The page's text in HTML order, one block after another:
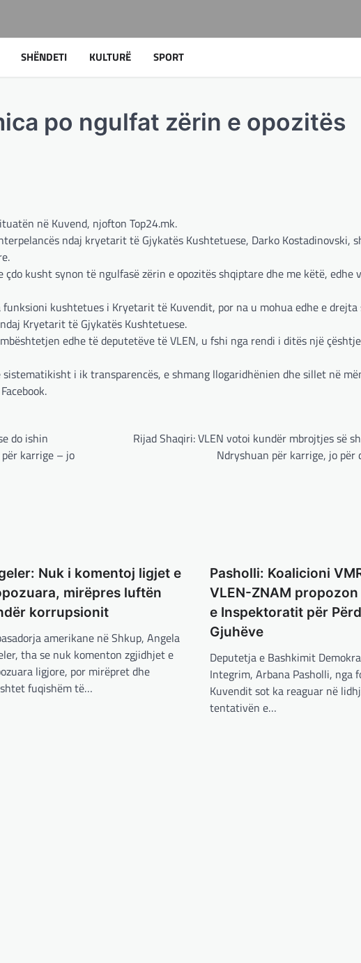
SHËNDETI KULTURË SPORT
po ngulfat zërin e opozitës
në Kuvend, njofton Top24.mk.
ndaj kryetarit të Gjykatës Kushtetuese, Darko Kostadinovski,
çdo kusht synon të ngulfasë zërin e opozitës shqiptare dhe me këtë, edhe
kushtetues i Kryetarit të Kuvendit, por na u mohua edhe e drejta
Kryetarit të Gjykatës Kushtetuese.
edhe të deputetëve të VLEN, u fshi nga rendi i ditës një
i ik transparencës, e shmang llogaridhënien dhe sillet në
do ishin
karrige – jo
Rijad Shaqiri: VLEN votoi kundër mbrojtjes së
Ndryshuan për karrige, jo për
Nuk i komentoj ligjet e
mirëpres luftën
korrupsionit
amerikane në Shkup, Angela
tha se nuk komenton zgjidhjet e
ligjore, por mirëpret dhe
fuqishëm të…
Pasholli: Koalicioni
VLEN-ZNAM
e Inspektoratit për
Gjuhëve
Deputetja e Bashkimit
Integrim, Arbana Pasholli, nga
Kuvendit sot ka reaguar në
tentativën e…